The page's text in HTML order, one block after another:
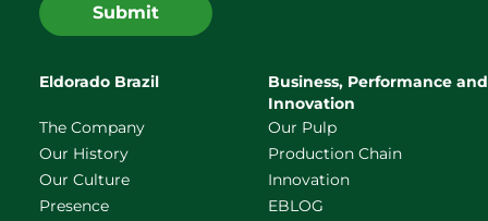
Submit
Eldorado Brazil
The Company
Our History
Our Culture
Presence
Business, Performance and
Innovation
Our Pulp
Production Chain
Innovation
EBLOG